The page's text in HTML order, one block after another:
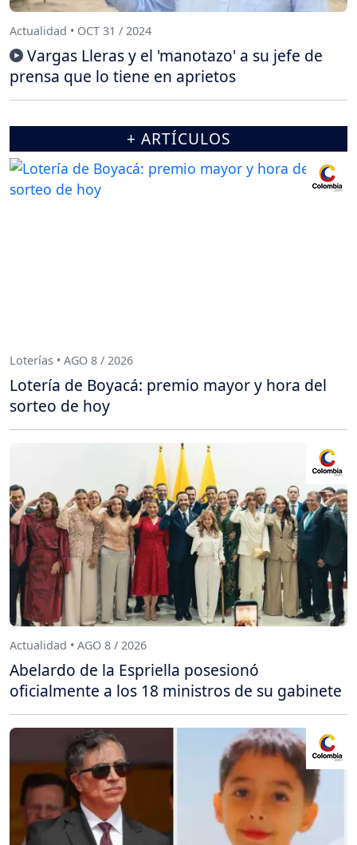
Actualidad • OCT 31 / 2024
Vargas Lleras y el 'manotazo' a su jefe de
prensa que lo tiene en aprietos
+ ARTÍCULOS
Loterías • AGO 8 / 2026
Lotería de Boyacá: premio mayor y hora del
sorteo de hoy
Actualidad • AGO 8 / 2026
Abelardo de la Espriella posesionó
oficialmente a los 18 ministros de su gabinete